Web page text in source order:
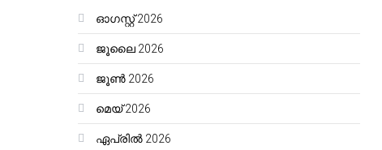
ഓഗസ്റ്റ്‌ 2026
ജൂലൈ 2026
ജൂൺ 2026
മെയ്‌ 2026
ഏപ്രിൽ 2026